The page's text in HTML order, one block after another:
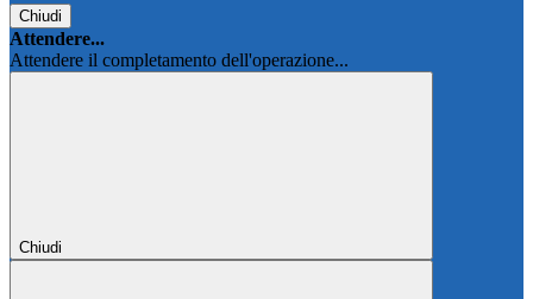
Chiudi
Attendere...
Attendere il completamento dell'operazione...
Chiudi